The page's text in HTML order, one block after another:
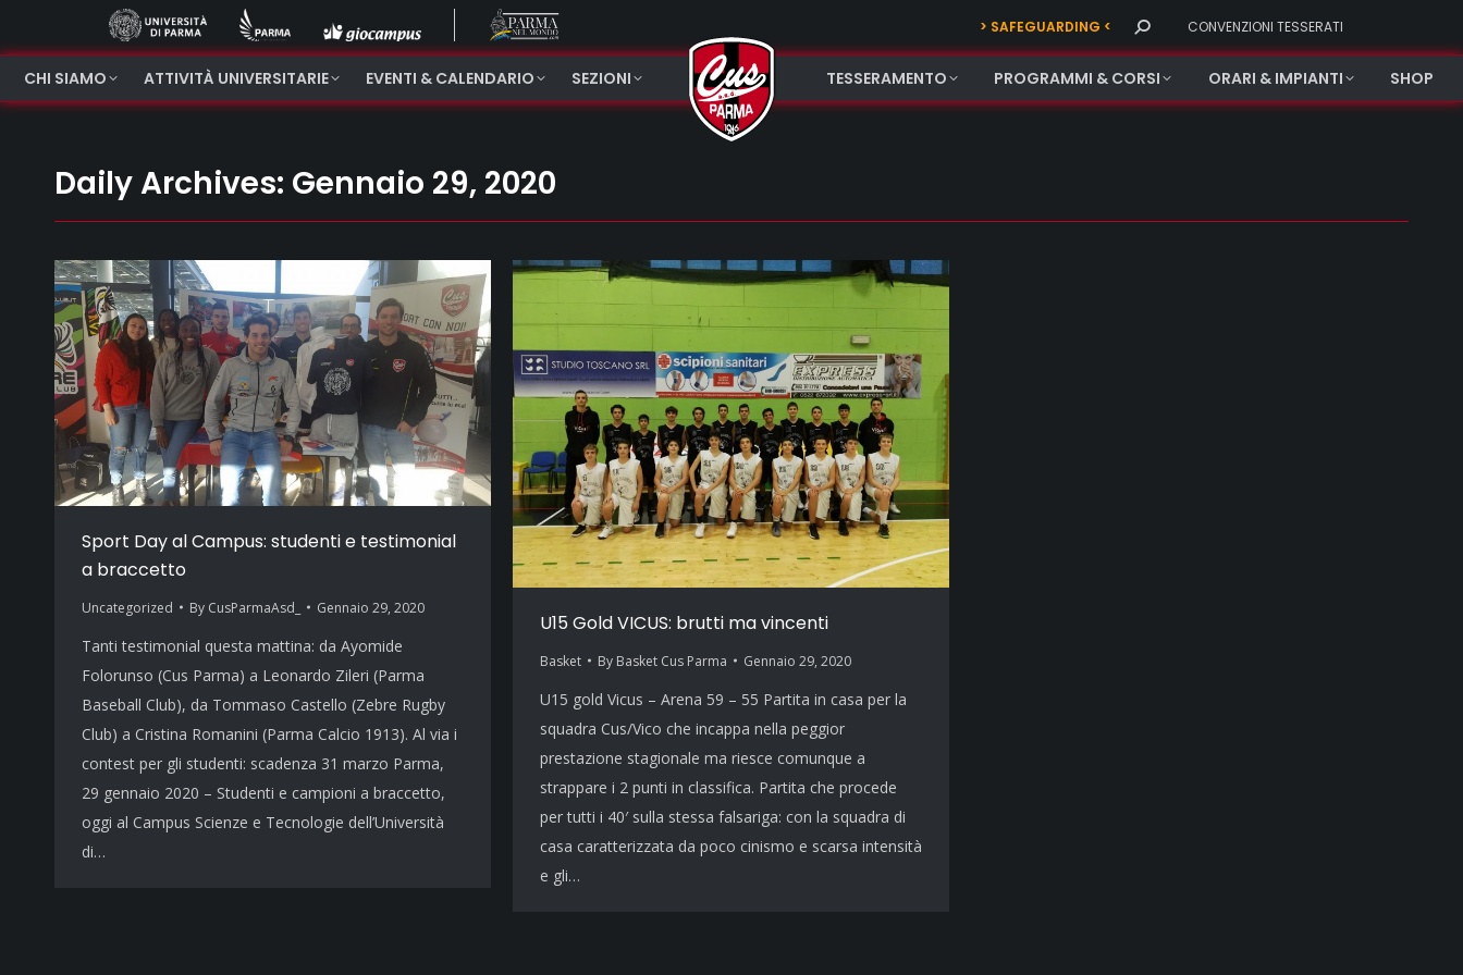
> SAFEGUARDING < Search: CONVENZIONI TESSERATI
CHI SIAMO ATTIVITÀ UNIVERSITARIE EVENTI & CALENDARIO SEZIONI TESSERAMENTO PROGRAMMI & CORSI ORARI & IMPIANTI SHOP
Daily Archives: Gennaio 29, 2020
Sport Day al Campus: studenti e testimonial
a braccetto
Uncategorized By CusParmaAsd_ Gennaio 29, 2020
Tanti testimonial questa mattina: da Ayomide
Folorunso (Cus Parma) a Leonardo Zileri (Parma
Baseball Club), da Tommaso Castello (Zebre Rugby
Club) a Cristina Romanini (Parma Calcio 1913). Al via i
contest per gli studenti: scadenza 31 marzo Parma,
29 gennaio 2020 – Studenti e campioni a braccetto,
oggi al Campus Scienze e Tecnologie dell’Università
di…
U15 Gold VICUS: brutti ma vincenti
Basket By Basket Cus Parma Gennaio 29, 2020
U15 gold Vicus – Arena 59 – 55 Partita in casa per la
squadra Cus/Vico che incappa nella peggior
prestazione stagionale ma riesce comunque a
strappare i 2 punti in classifica. Partita che procede
per tutti i 40′ sulla stessa falsariga: con la squadra di
casa caratterizzata da poco cinismo e scarsa intensità
e gli…